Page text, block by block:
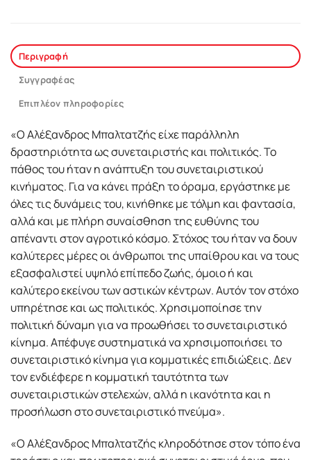
Περιγραφή
Συγγραφέας
Επιπλέον πληροφορίες
«Ο Αλέξανδρος Μπαλτατζής είχε παράλληλη
δραστηριότητα ως συνεταιριστής και πολιτικός. Το
πάθος του ήταν η ανάπτυξη του συνεταιριστικού
κινήματος. Για να κάνει πράξη το όραμα, εργάστηκε με
όλες τις δυνάμεις του, κινήθηκε με τόλμη και φαντασία,
αλλά και με πλήρη συναίσθηση της ευθύνης του
απέναντι στον αγροτικό κόσμο. Στόχος του ήταν να δουν
καλύτερες μέρες οι άνθρωποι της υπαίθρου και να τους
εξασφαλιστεί υψηλό επίπεδο ζωής, όμοιο ή και
καλύτερο εκείνου των αστικών κέντρων. Αυτόν τον στόχο
υπηρέτησε και ως πολιτικός. Χρησιμοποίησε την
πολιτική δύναμη για να προωθήσει το συνεταιριστικό
κίνημα. Απέφυγε συστηματικά να χρησιμοποιήσει το
συνεταιριστικό κίνημα για κομματικές επιδιώξεις. Δεν
τον ενδιέφερε η κομματική ταυτότητα των
συνεταιριστικών στελεχών, αλλά η ικανότητα και η
προσήλωση στο συνεταιριστικό πνεύμα».
«Ο Αλέξανδρος Μπαλτατζής κληροδότησε στον τόπο ένα